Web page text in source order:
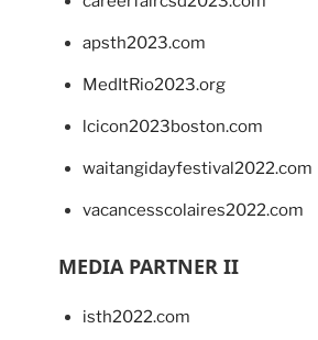
apsth2023.com
MedItRio2023.org
lcicon2023boston.com
waitangidayfestival2022.com
vacancesscolaires2022.com
MEDIA PARTNER II
isth2022.com